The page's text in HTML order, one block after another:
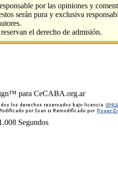
por las opiniones y
serán pura y exclusiva
el derecho de admisión.
para CeCABA.org.ar
Segundos